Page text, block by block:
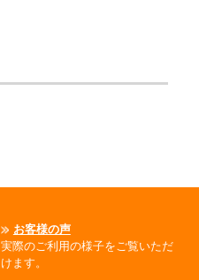
お客様の声
実際のご利用の様子をご覧いただ
けます。